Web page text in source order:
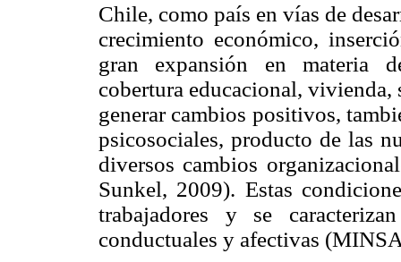
Chile, como país en vías de
crecimiento económico,
gran expansión en materia
cobertura educacional,
generar cambios positivos,
psicosociales, producto de las
diversos cambios
Sunkel, 2009). Estas
trabajadores y se
conductuales y afectivas